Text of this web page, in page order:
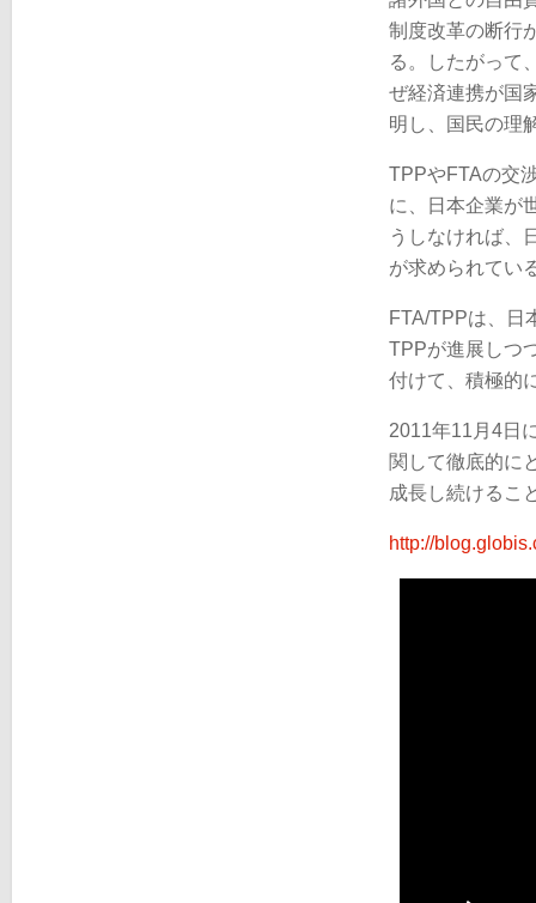
制度改革の断行
る。したがって
ぜ経済連携が国
明し、国民の理
TPPやFTAの交
に、日本企業が
うしなければ、
が求められてい
FTA/TPPは、日
TPPが進展しつ
付けて、積極的
2011年11月4日
関して徹底的に
成長し続けるこ
http://